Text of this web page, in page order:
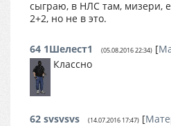
сыграю, в НЛС там, мизери,
2+2, но не в это.
64 1Шелест1 (05.08.2016 22:34) [
Классно
62 svsvsvs (14.07.2016 17:47) [